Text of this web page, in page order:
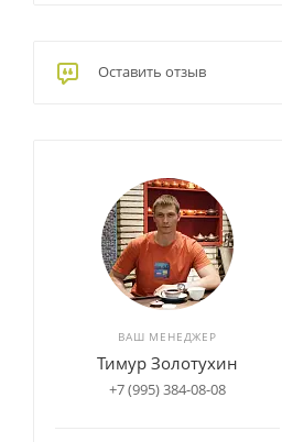
Оставить отзыв
ВАШ МЕНЕДЖЕР
Тимур Золотухин
+7 (995) 384-08-08